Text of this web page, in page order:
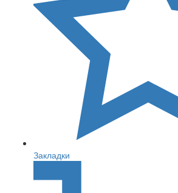
Закладки